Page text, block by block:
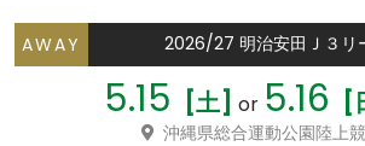
AWAY 2026/27 明治安田Ｊ３リ
5.15 [土] or 5.16 [
沖縄県総合運動公園陸上